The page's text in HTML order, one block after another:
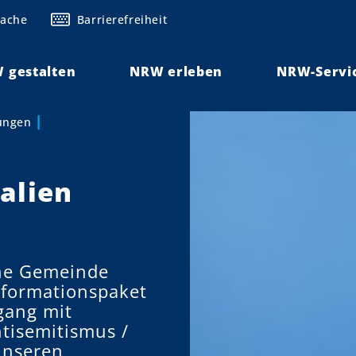
Barrierefreiheit
gestalten NRW erleben NRW-
Gemeinde
mit
/